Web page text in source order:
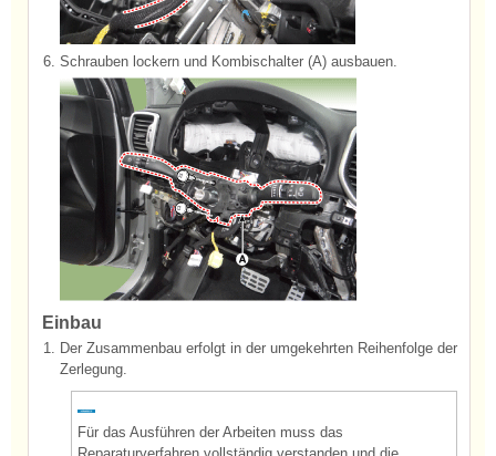
6. Schrauben lockern und Kombischalter (A) ausbauen.
Einbau
1. Der Zusammenbau erfolgt in der umgekehrten Reihenfolge der
Zerlegung.
Für das Ausführen der Arbeiten muss das